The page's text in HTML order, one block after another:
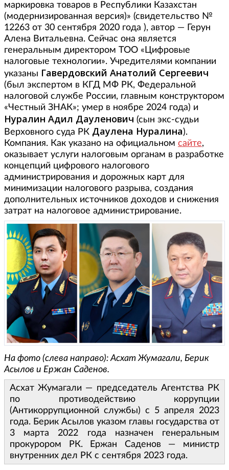
маркировка товаров в Республики Казахстан
(модернизированная версия)» (свидетельство №
12263 от 30 сентября 2020 года ), автор — Герун
Алена Витальевна. Сейчас она является
генеральным директором ТОО «Цифровые
налоговые технологии». Учредителями компании
указаны Гавердовский Анатолий Сергеевич
(был экспертом в КГД МФ РК, Федеральной
налоговой службе России, главным конструктором
«Честный ЗНАК»; умер в ноябре 2024 года) и
Нуралин Адил Дауленович (сын экс-судьи
Верховного суда РК Даулена Нуралина).
Компания. Как указано на официальном сайте,
оказывает услуги налоговым органам в разработке
концепций цифрового налогового
администрирования и дорожных карт для
минимизации налогового разрыва, создания
дополнительных источников доходов и снижения
затрат на налоговое администрирование.
На фото (слева направо): Асхат Жумагали, Берик
Асылов и Ержан Саденов.
Асхат Жумагали — председатель Агентства РК
по противодействию коррупции
(Антикоррупционной службы) с 5 апреля 2023
года. Берик Асылов указом главы государства от
3 марта 2022 года назначен генеральным
прокурором РК. Ержан Саденов — министр
внутренних дел РК с сентября 2023 года.